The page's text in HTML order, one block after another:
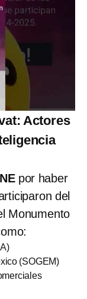
Actores
por haber
del
Monumento
(SOGEM)